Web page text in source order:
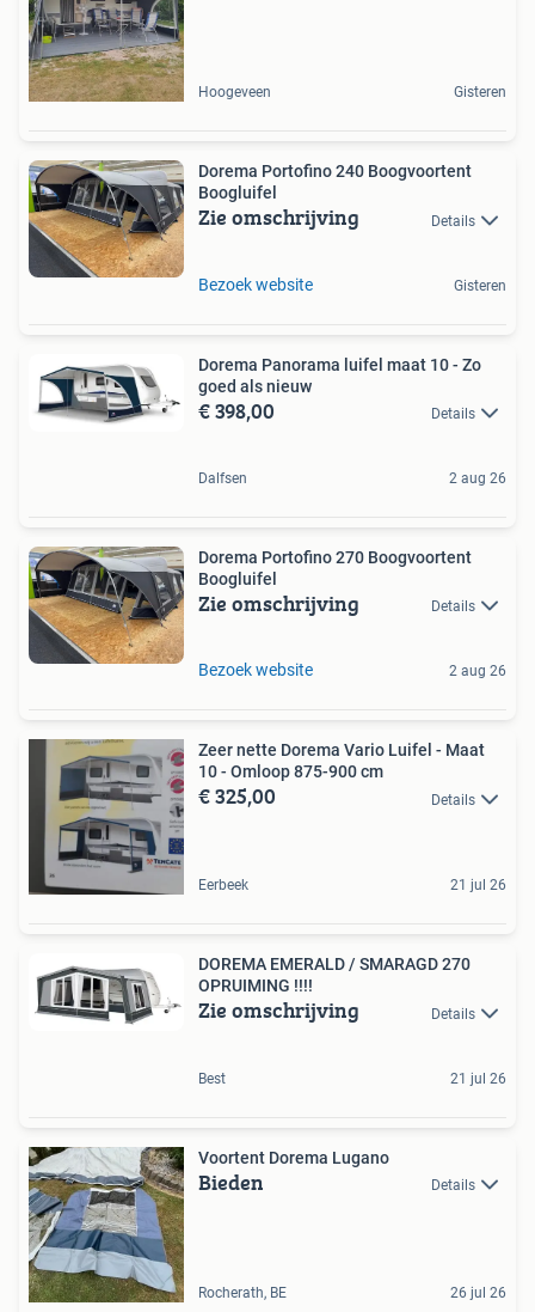
Hoogeveen Gisteren
Dorema Portofino 240 Boogvoortent
Boogluifel
Zie omschrijving Details
Bezoek website Gisteren
Dorema Panorama luifel maat 10 - Zo
goed als nieuw
€ 398,00 Details
Dalfsen 2 aug 26
Dorema Portofino 270 Boogvoortent
Boogluifel
Zie omschrijving Details
Bezoek website 2 aug 26
Zeer nette Dorema Vario Luifel - Maat
10 - Omloop 875-900 cm
€ 325,00 Details
Eerbeek 21 jul 26
DOREMA EMERALD / SMARAGD 270
OPRUIMING !!!!
Zie omschrijving Details
Best 21 jul 26
Voortent Dorema Lugano
Bieden Details
Rocherath, BE 26 jul 26